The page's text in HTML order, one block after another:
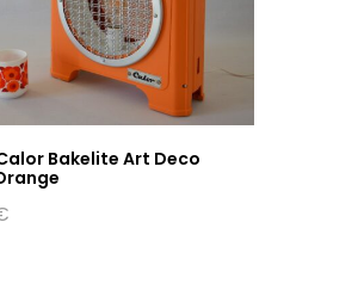
Bakelite Art Deco